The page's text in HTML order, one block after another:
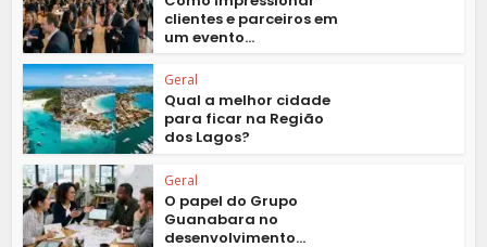
clientes e parceiros em
um evento...
Geral
Qual a melhor cidade
para ficar na Região
dos Lagos?
Geral
O papel do Grupo
Guanabara no
desenvolvimento...